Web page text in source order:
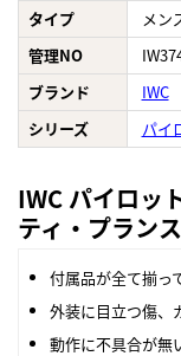
タイプ
メン
管理NO
ブランド
IWC
シリーズ
パイ
IWC パイロッ
ティ・プラン
付属品が全て揃っ
外装に目立つ傷、
動作に不具合が無